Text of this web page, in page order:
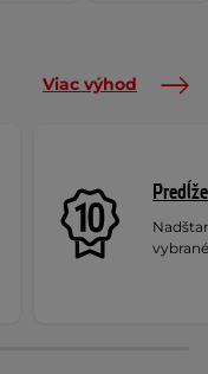
Viac výhod